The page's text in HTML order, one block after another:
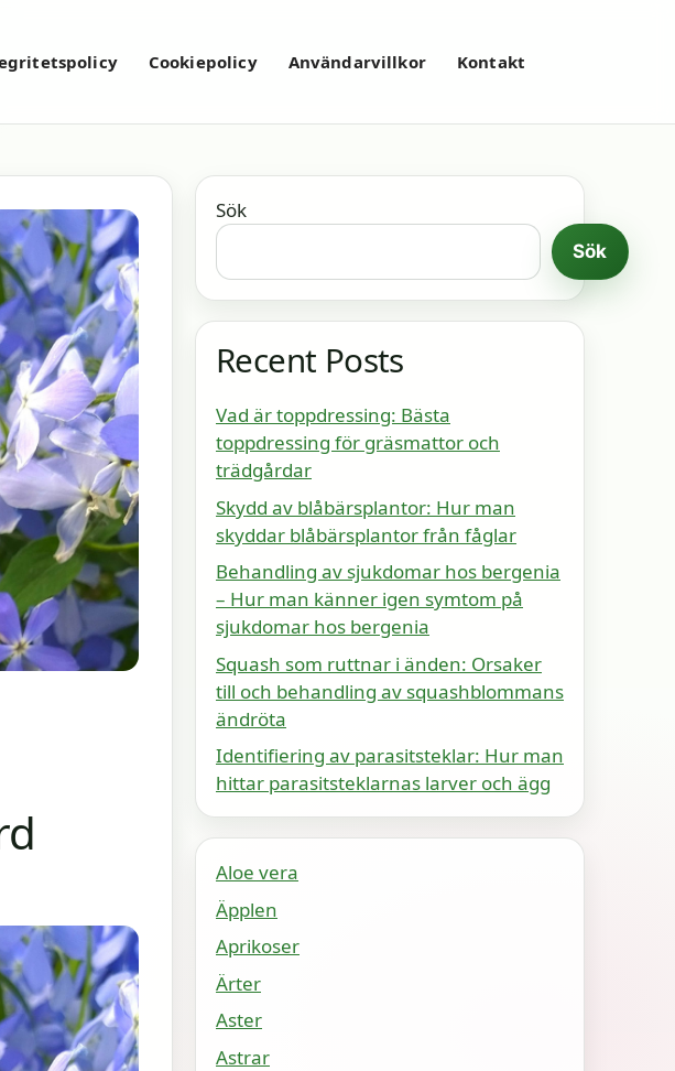
Cookiepolicy Användarvillkor Kontakt
Sök
Sök
Recent Posts
Vad är toppdressing: Bästa
toppdressing för gräsmattor och
trädgårdar
Skydd av blåbärsplantor: Hur man
skyddar blåbärsplantor från fåglar
Behandling av sjukdomar hos bergenia
– Hur man känner igen symtom på
sjukdomar hos bergenia
Squash som ruttnar i änden: Orsaker
till och behandling av squashblommans
ändröta
Identifiering av parasitsteklar: Hur man
hittar parasitsteklarnas larver och ägg
Aloe vera
Äpplen
Aprikoser
Ärter
Aster
Astrar